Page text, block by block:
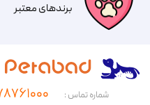
​​برندهای معتبر​​​​​​​
شماره تماس : ۰۲۱-